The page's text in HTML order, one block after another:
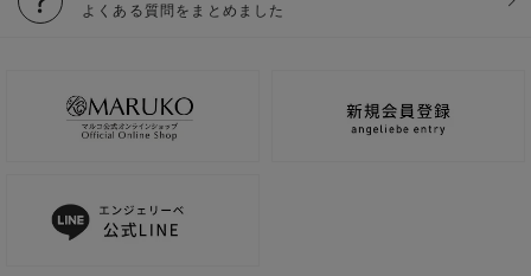
よくある質問をまとめました